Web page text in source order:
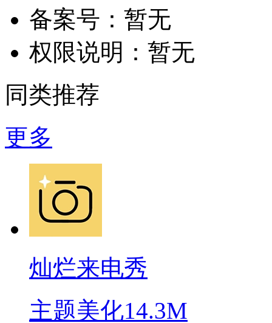
备案号： 暂无
权限说明： 暂无
同类推荐
更多
灿烂来电秀
主题美化14.3M